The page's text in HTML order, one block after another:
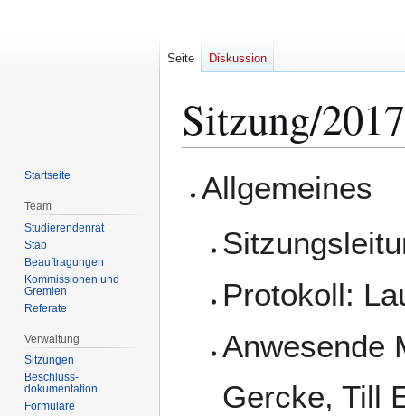
Sitzung/
Navigation
SucheAllgemeines
Protokoll:
Anwesende
Gercke, Till
Seite Diskussion
Startseite
Team
Studierendenrat
Stab
Beauftragungen
Kommissionen und
Gremien
Referate
Verwaltung
Sitzungen
Beschluss-
dokumentation
Formulare